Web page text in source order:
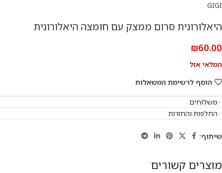
GIGI
היאלורונית סרום ממצק עם חומצה היאלורונית
₪60.00
המלאי אזל
הוסף לרשימת המשאלות
משלוחים
החלפות והחזרות
שיתוף:
מוצרים קשורים